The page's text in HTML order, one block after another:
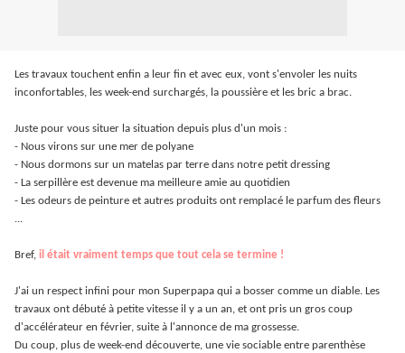
Les travaux touchent enfin a leur fin et avec eux, vont s'envoler les nuits
inconfortables, les week-end surchargés, la poussière et les bric a brac.
Juste pour vous situer la situation depuis plus d'un mois :
- Nous virons sur une mer de polyane
- Nous dormons sur un matelas par terre dans notre petit dressing
- La serpillère est devenue ma meilleure amie au quotidien
- Les odeurs de peinture et autres produits ont remplacé le parfum des fleurs
...
Bref, il était vraiment temps que tout cela se termine !
J'ai un respect infini pour mon Superpapa qui a bosser comme un diable. Les
travaux ont débuté à petite vitesse il y a un an, et ont pris un gros coup
d'accélérateur en février, suite à l'annonce de ma grossesse.
Du coup, plus de week-end découverte, une vie sociable entre parenthèse